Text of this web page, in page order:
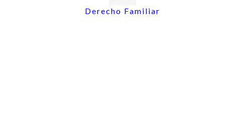
Derecho Familiar